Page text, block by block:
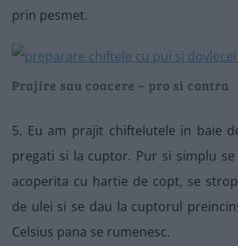
prin pesmet.
Prajire sau coacere – pro si contra
5. Eu am prajit chiftelutele in baie
pregati si la cuptor. Pur si simplu se
acoperita cu hartie de copt, se
de ulei si se dau la cuptorul
Celsius pana se rumenesc.